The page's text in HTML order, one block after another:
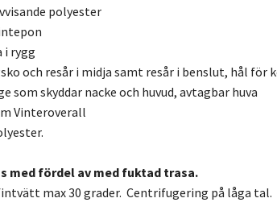
polyester
i rygg
och resår i midja samt resår i benslut, hål för
som skyddar nacke och huvud, avtagbar huva
Vinteroverall
med fördel av med fuktad trasa.
max 30 grader. Centrifugering på låga